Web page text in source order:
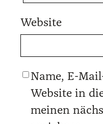
Website
Name, E-
Website in
meinen